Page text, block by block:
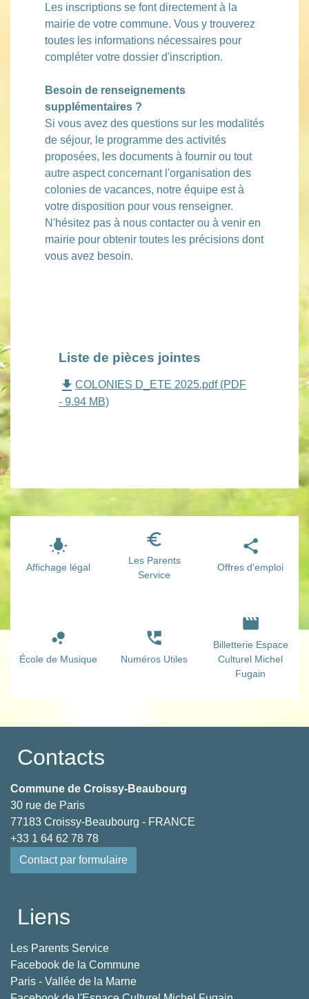
Les inscriptions se font directement à la
mairie de votre commune. Vous y trouverez
toutes les informations nécessaires pour
compléter votre dossier d'inscription.
Besoin de renseignements
supplémentaires ?
Si vous avez des questions sur les modalités
de séjour, le programme des activités
proposées, les documents à fournir ou tout
autre aspect concernant l'organisation des
colonies de vacances, notre équipe est à
votre disposition pour vous renseigner.
N'hésitez pas à nous contacter ou à venir en
mairie pour obtenir toutes les précisions dont
vous avez besoin.
Liste de pièces jointes
file_download COLONIES D_ETE 2025.pdf (PDF
- 9.94 MB)
wb_incandescent
Affichage légal
euro_symbol
Les Parents
Service
share
Offres d'emploi
bubble_chart
École de Musique
perm_phone_msg
Numéros Utiles
movie
Billetterie Espace
Culturel Michel
Fugain
Contacts
Commune de Croissy-Beaubourg
30 rue de Paris
77183 Croissy-Beaubourg - FRANCE
+33 1 64 62 78 78
Contact par formulaire
Liens
Les Parents Service
Facebook de la Commune
Paris - Vallée de la Marne